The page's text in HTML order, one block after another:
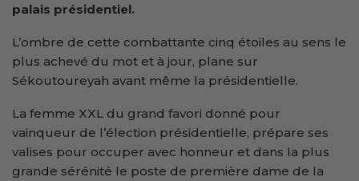
palais présidentiel.
L’ombre de cette combattante cinq étoiles au sens le
plus achevé du mot et à jour, plane sur
Sékoutoureyah avant même la présidentielle.
La femme XXL du grand favori donné pour
vainqueur de l’élection présidentielle, prépare ses
valises pour occuper avec honneur et dans la plus
grande sérénité le poste de première dame de la